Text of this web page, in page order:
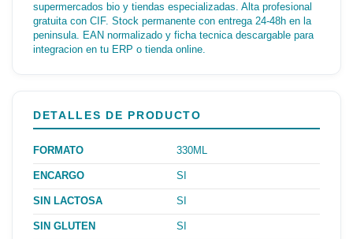
supermercados bio y tiendas especializadas. Alta profesional
gratuita con CIF. Stock permanente con entrega 24-48h en la
peninsula. EAN normalizado y ficha tecnica descargable para
integracion en tu ERP o tienda online.
DETALLES DE PRODUCTO
FORMATO 330ML
ENCARGO SI
SIN LACTOSA SI
SIN GLUTEN SI